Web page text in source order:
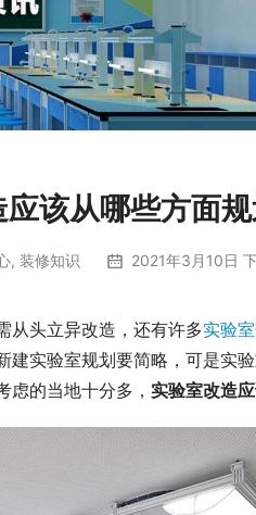
该从哪些方面
, 装修知识 2021年3月10日
从头立异改造，还有许多实验
建实验室规划要简略，可是实
虑的当地十分多， 实验室改造